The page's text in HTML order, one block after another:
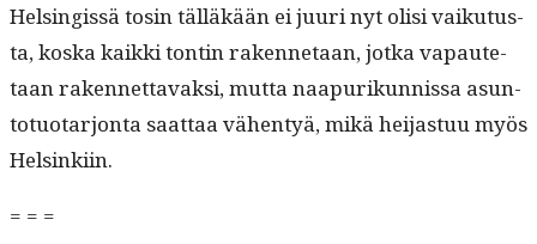
Helsingis­sä tosin täl­läkään ei juuri nyt olisi vaiku­tus­
ta, kos­ka kaik­ki ton­tin raken­netaan, jot­ka vapaute­
taan raken­net­tavak­si, mut­ta naa­purikun­nis­sa asun­
to­tuo­tar­jon­ta saat­taa vähen­tyä, mikä hei­jas­tuu myös
Helsinkiin.
= = =